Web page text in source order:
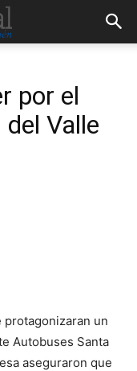
por el
Valle
protagonizaran un
Autobuses Santa
aseguraron que